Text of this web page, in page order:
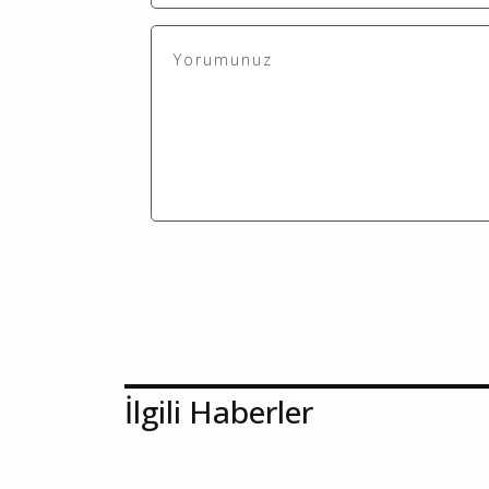
İlgili Haberler